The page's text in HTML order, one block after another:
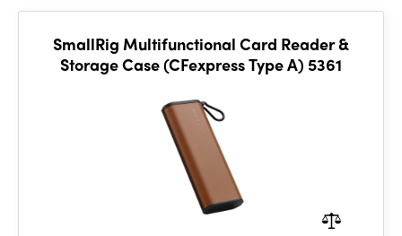
SmallRig Multifunctional Card Reader &
Storage Case (CFexpress Type A) 5361